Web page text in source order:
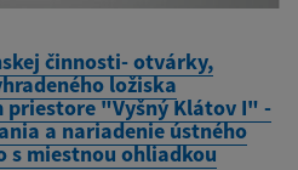
činnosti- otvárky,
ložiska
"Vyšný Klátov I" -
a nariadenie ústného
s miestnou ohliadkou